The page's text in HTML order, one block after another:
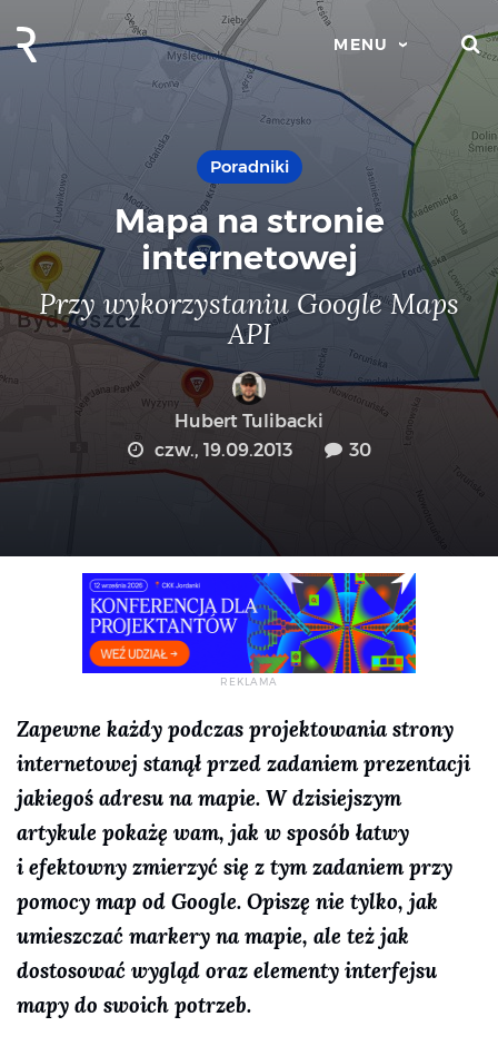
MENU
Poradniki
Mapa na stronie
internetowej
Przy wykorzystaniu Google Maps
API
Hubert Tulibacki
czw., 19.09.2013
30
Zapewne każdy podczas projektowania strony
internetowej stanął przed zadaniem prezentacji
jakiegoś adresu na mapie. W dzisiejszym
artykule pokażę wam, jak w sposób łatwy
i efektowny zmierzyć się z tym zadaniem przy
pomocy map od Google. Opiszę nie tylko, jak
umieszczać markery na mapie, ale też jak
dostosować wygląd oraz elementy interfejsu
mapy do swoich potrzeb.